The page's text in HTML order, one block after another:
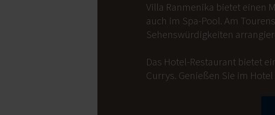
Villa Ranmenika bietet einen
auch im Spa-Pool. Am
Sehenswürdigkeiten
Das Hotel-Restaurant bietet
Currys. Genießen Sie im